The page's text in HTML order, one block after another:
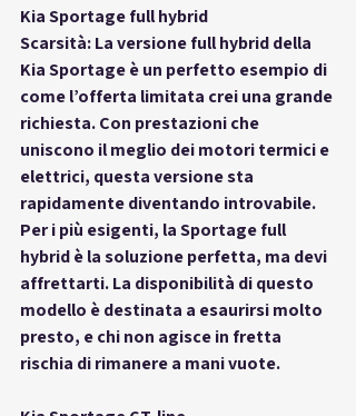
Kia Sportage full hybrid
Scarsità: La versione full hybrid della
Kia Sportage è un perfetto esempio di
come l’offerta limitata crei una grande
richiesta. Con prestazioni che
uniscono il meglio dei motori termici e
elettrici, questa versione sta
rapidamente diventando introvabile.
Per i più esigenti, la Sportage full
hybrid è la soluzione perfetta, ma devi
affrettarti. La disponibilità di questo
modello è destinata a esaurirsi molto
presto, e chi non agisce in fretta
rischia di rimanere a mani vuote.